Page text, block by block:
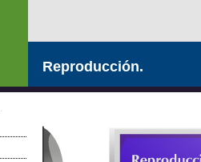
Reproducción.